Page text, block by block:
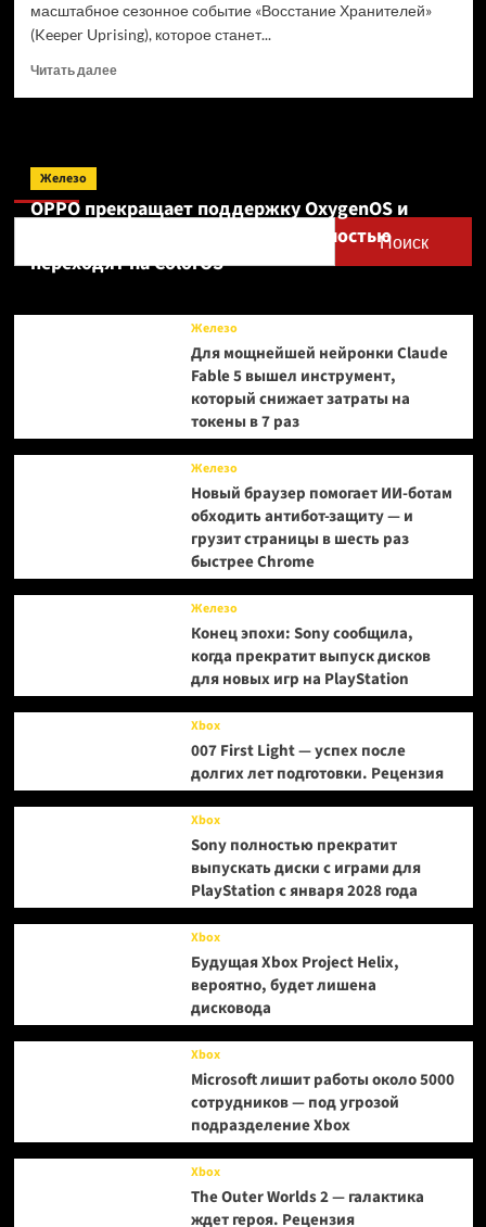
масштабное сезонное событие «Восстание Хранителей»
(Keeper Uprising), которое станет...
Читать далееПрочитать
и
сезонов
Поиск
Поиск
Железо
OPPO прекращает поддержку OxygenOS и
Realme UI — OnePlus и realme полностью
переходят на ColorOS
Железо
Для мощнейшей нейронки Claude
Fable 5 вышел инструмент,
который снижает затраты на
токены в 7 раз
Железо
Новый браузер помогает ИИ-ботам
обходить антибот-защиту — и
грузит страницы в шесть раз
быстрее Chrome
Железо
Конец эпохи: Sony сообщила,
когда прекратит выпуск дисков
для новых игр на PlayStation
Xbox
007 First Light — успех после
долгих лет подготовки. Рецензия
Xbox
Sony полностью прекратит
выпускать диски с играми для
PlayStation с января 2028 года
Xbox
Будущая Xbox Project Helix,
вероятно, будет лишена
дисковода
Xbox
Microsoft лишит работы около 5000
сотрудников — под угрозой
подразделение Xbox
Xbox
The Outer Worlds 2 — галактика
ждет героя. Рецензия